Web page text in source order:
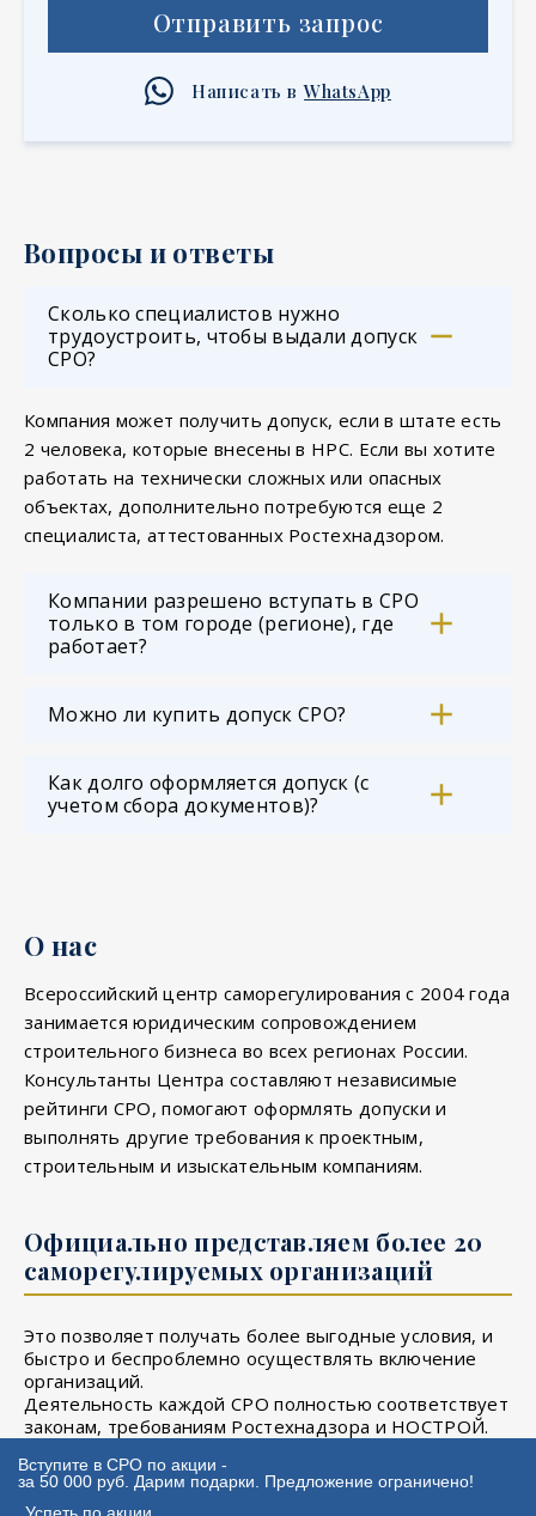
Вступите в СРО по акции -
за 50 000 руб. Дарим подарки. Предложение ограничено!
Отправить запрос
Написать в WhatsApp
Вопросы и ответы
Сколько специалистов нужно
трудоустроить, чтобы выдали допуск
СРО?
Компания может получить допуск, если в штате есть
2 человека, которые внесены в НРС. Если вы хотите
работать на технически сложных или опасных
объектах, дополнительно потребуются еще 2
специалиста, аттестованных Ростехнадзором.
Компании разрешено вступать в СРО
только в том городе (регионе), где
работает?
Можно ли купить допуск СРО?
Как долго оформляется допуск (с
учетом сбора документов)?
О нас
Всероссийский центр саморегулирования с 2004 года
занимается юридическим сопровождением
строительного бизнеса во всех регионах России.
Консультанты Центра составляют независимые
рейтинги СРО, помогают оформлять допуски и
выполнять другие требования к проектным,
строительным и изыскательным компаниям.
Официально представляем более 20
саморегулируемых организаций
Это позволяет получать более выгодные условия, и
быстро и беспроблемно осуществлять включение
организаций.
Деятельность каждой СРО полностью соответствует
законам, требованиям Ростехнадзора и НОСТРОЙ.